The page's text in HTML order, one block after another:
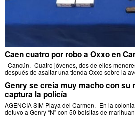
Caen cuatro por robo a Oxxo en
Cancún.- Cuatro jóvenes, dos de ellos
después de asaltar una tienda Oxxo sobre la
Genry se creía muy macho con su
captura la policía
AGENCIA SIM Playa del Carmen.- En la
detuvo a Genry “N” con 50 bolsitas de